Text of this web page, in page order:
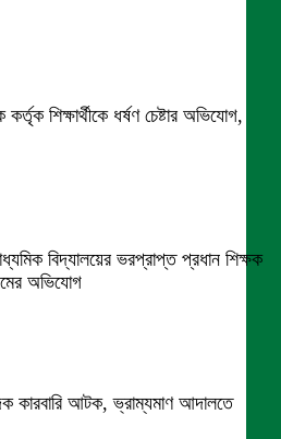
শিক্ষার্থীকে ধর্ষণ চেষ্টার অভিযোগ,
বিদ্যালয়ের ভরপ্রাপ্ত প্রধান শিক্ষক
অভিযোগ
কারবারি আটক, ভ্রাম্যমাণ আদালতে